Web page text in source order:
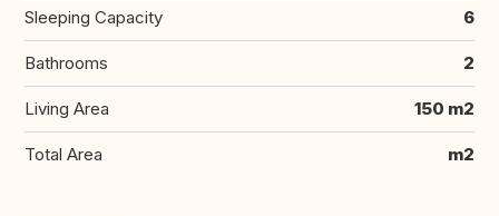
Sleeping Capacity 6
Bathrooms 2
Living Area 150 m2
Total Area m2